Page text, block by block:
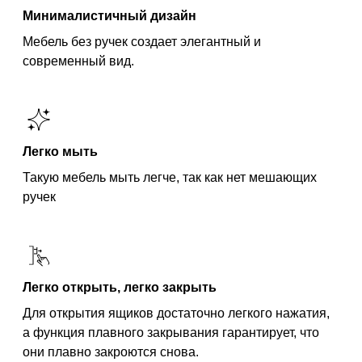
Минималистичный дизайн
Мебель без ручек создает элегантный и
современный вид.
Легко мыть
Такую мебель мыть легче, так как нет мешающих
ручек
Легко открыть, легко закрыть
Для открытия ящиков достаточно легкого нажатия,
а функция плавного закрывания гарантирует, что
они плавно закроются снова.